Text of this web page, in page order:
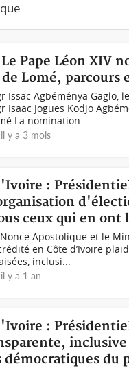
Pape Léon XIV
Lomé, parcours
Issac Agbéménya Gaglo,
Isaac Jogues Kodjo
nomination...
il y a 3 mois
:
ceux qui en ont
Apostolique et le
en Côte d’Ivoire
inclusi...
il y a 1 an
:
du